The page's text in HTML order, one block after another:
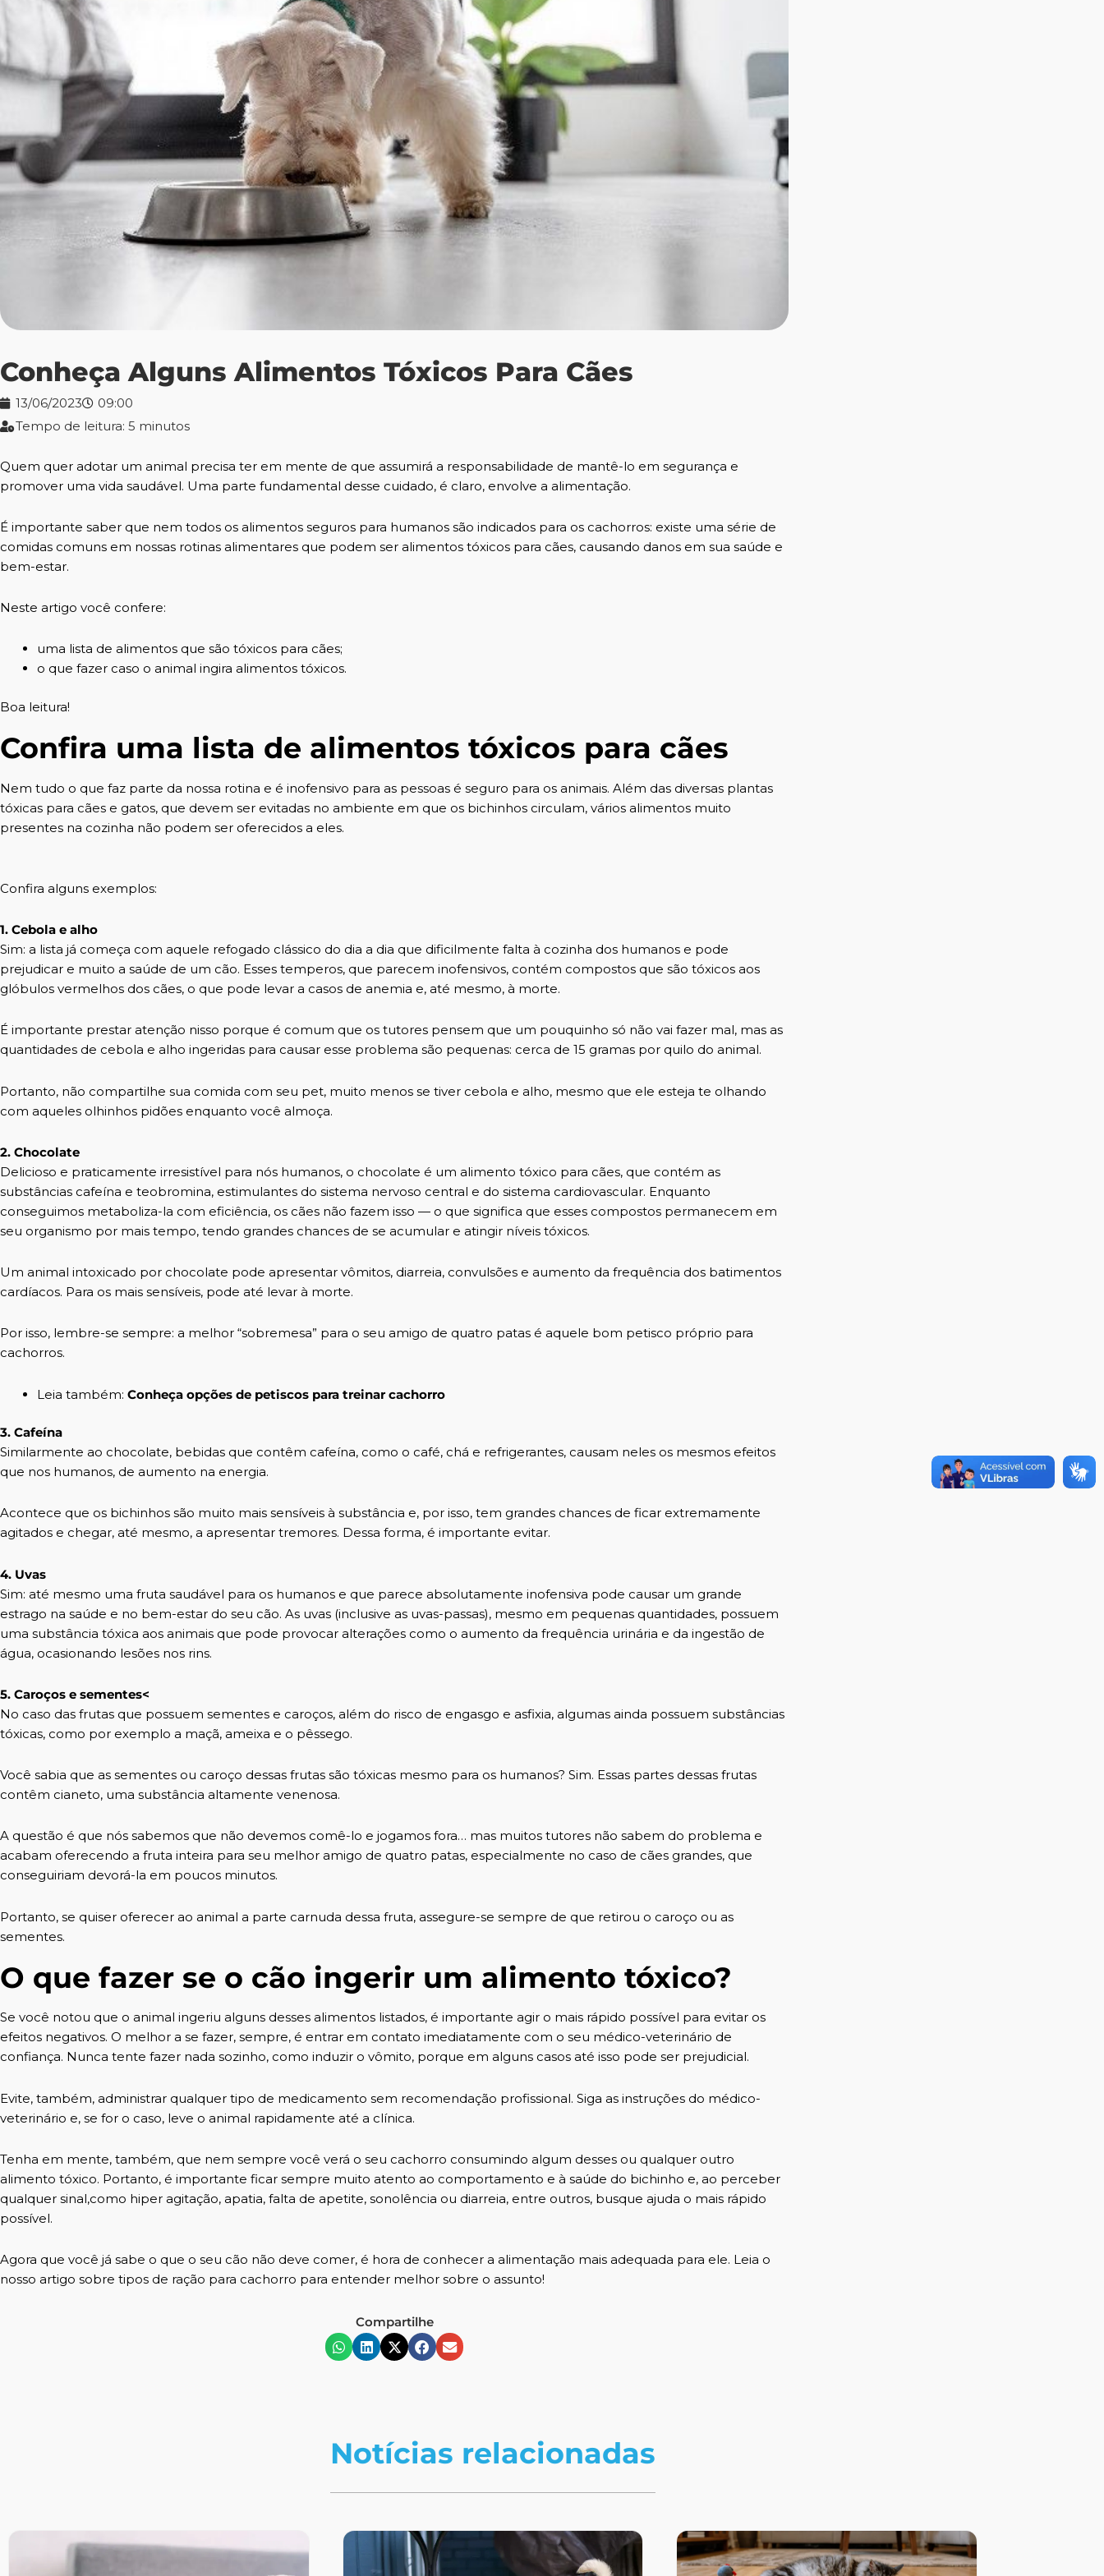
Conheça Alguns Alimentos Tóxicos Para Cães
13/06/2023
09:00
Tempo de leitura: 5 minutos
Quem quer adotar um animal precisa ter em mente de que assumirá a responsabilidade de mantê-lo em segurança e
promover uma vida saudável. Uma parte fundamental desse cuidado, é claro, envolve a alimentação.
É importante saber que nem todos os alimentos seguros para humanos são indicados para os cachorros: existe uma série de
comidas comuns em nossas rotinas alimentares que podem ser alimentos tóxicos para cães, causando danos em sua saúde e
bem-estar.
Neste artigo você confere:
uma lista de alimentos que são tóxicos para cães;
o que fazer caso o animal ingira alimentos tóxicos.
Boa leitura!
Confira uma lista de alimentos tóxicos para cães
Nem tudo o que faz parte da nossa rotina e é inofensivo para as pessoas é seguro para os animais. Além das diversas plantas
tóxicas para cães e gatos, que devem ser evitadas no ambiente em que os bichinhos circulam, vários alimentos muito
presentes na cozinha não podem ser oferecidos a eles.
Confira alguns exemplos:
1. Cebola e alho
Sim: a lista já começa com aquele refogado clássico do dia a dia que dificilmente falta à cozinha dos humanos e pode
prejudicar e muito a saúde de um cão. Esses temperos, que parecem inofensivos, contém compostos que são tóxicos aos
glóbulos vermelhos dos cães, o que pode levar a casos de anemia e, até mesmo, à morte.
É importante prestar atenção nisso porque é comum que os tutores pensem que um pouquinho só não vai fazer mal, mas as
quantidades de cebola e alho ingeridas para causar esse problema são pequenas: cerca de 15 gramas por quilo do animal.
Portanto, não compartilhe sua comida com seu pet, muito menos se tiver cebola e alho, mesmo que ele esteja te olhando
com aqueles olhinhos pidões enquanto você almoça.
2. Chocolate
Delicioso e praticamente irresistível para nós humanos, o chocolate é um alimento tóxico para cães, que contém as
substâncias cafeína e teobromina, estimulantes do sistema nervoso central e do sistema cardiovascular. Enquanto
conseguimos metaboliza-la com eficiência, os cães não fazem isso — o que significa que esses compostos permanecem em
seu organismo por mais tempo, tendo grandes chances de se acumular e atingir níveis tóxicos.
Um animal intoxicado por chocolate pode apresentar vômitos, diarreia, convulsões e aumento da frequência dos batimentos
cardíacos. Para os mais sensíveis, pode até levar à morte.
Por isso, lembre-se sempre: a melhor “sobremesa” para o seu amigo de quatro patas é aquele bom petisco próprio para
cachorros.
Leia também: Conheça opções de petiscos para treinar cachorro
3. Cafeína
Similarmente ao chocolate, bebidas que contêm cafeína, como o café, chá e refrigerantes, causam neles os mesmos efeitos
que nos humanos, de aumento na energia.
Acontece que os bichinhos são muito mais sensíveis à substância e, por isso, tem grandes chances de ficar extremamente
agitados e chegar, até mesmo, a apresentar tremores. Dessa forma, é importante evitar.
4. Uvas
Sim: até mesmo uma fruta saudável para os humanos e que parece absolutamente inofensiva pode causar um grande
estrago na saúde e no bem-estar do seu cão. As uvas (inclusive as uvas-passas), mesmo em pequenas quantidades, possuem
uma substância tóxica aos animais que pode provocar alterações como o aumento da frequência urinária e da ingestão de
água, ocasionando lesões nos rins.
5. Caroços e sementes<
No caso das frutas que possuem sementes e caroços, além do risco de engasgo e asfixia, algumas ainda possuem substâncias
tóxicas, como por exemplo a maçã, ameixa e o pêssego.
Você sabia que as sementes ou caroço dessas frutas são tóxicas mesmo para os humanos? Sim. Essas partes dessas frutas
contêm cianeto, uma substância altamente venenosa.
A questão é que nós sabemos que não devemos comê-lo e jogamos fora… mas muitos tutores não sabem do problema e
acabam oferecendo a fruta inteira para seu melhor amigo de quatro patas, especialmente no caso de cães grandes, que
conseguiriam devorá-la em poucos minutos.
Portanto, se quiser oferecer ao animal a parte carnuda dessa fruta, assegure-se sempre de que retirou o caroço ou as
sementes.
O que fazer se o cão ingerir um alimento tóxico?
Se você notou que o animal ingeriu alguns desses alimentos listados, é importante agir o mais rápido possível para evitar os
efeitos negativos. O melhor a se fazer, sempre, é entrar em contato imediatamente com o seu médico-veterinário de
confiança. Nunca tente fazer nada sozinho, como induzir o vômito, porque em alguns casos até isso pode ser prejudicial.
Evite, também, administrar qualquer tipo de medicamento sem recomendação profissional. Siga as instruções do médico-
veterinário e, se for o caso, leve o animal rapidamente até a clínica.
Tenha em mente, também, que nem sempre você verá o seu cachorro consumindo algum desses ou qualquer outro
alimento tóxico. Portanto, é importante ficar sempre muito atento ao comportamento e à saúde do bichinho e, ao perceber
qualquer sinal,como hiper agitação, apatia, falta de apetite, sonolência ou diarreia, entre outros, busque ajuda o mais rápido
possível.
Agora que você já sabe o que o seu cão não deve comer, é hora de conhecer a alimentação mais adequada para ele. Leia o
nosso artigo sobre tipos de ração para cachorro para entender melhor sobre o assunto!
Compartilhe
Notícias relacionadas